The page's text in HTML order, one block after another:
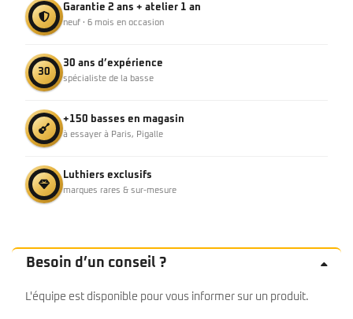
Garantie 2 ans + atelier 1 an
neuf · 6 mois en occasion
30
30 ans d’expérience
spécialiste de la basse
+150 basses en magasin
à essayer à Paris, Pigalle
Luthiers exclusifs
marques rares & sur-mesure
Besoin d’un conseil ?
L'équipe est disponible pour vous informer sur un produit.